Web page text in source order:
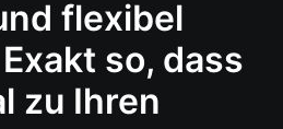
flexibel
so, dass
zu Ihren